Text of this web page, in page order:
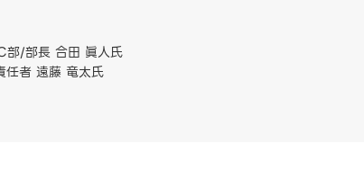
部/部長 合田 眞人氏
任者 遠藤 竜太氏